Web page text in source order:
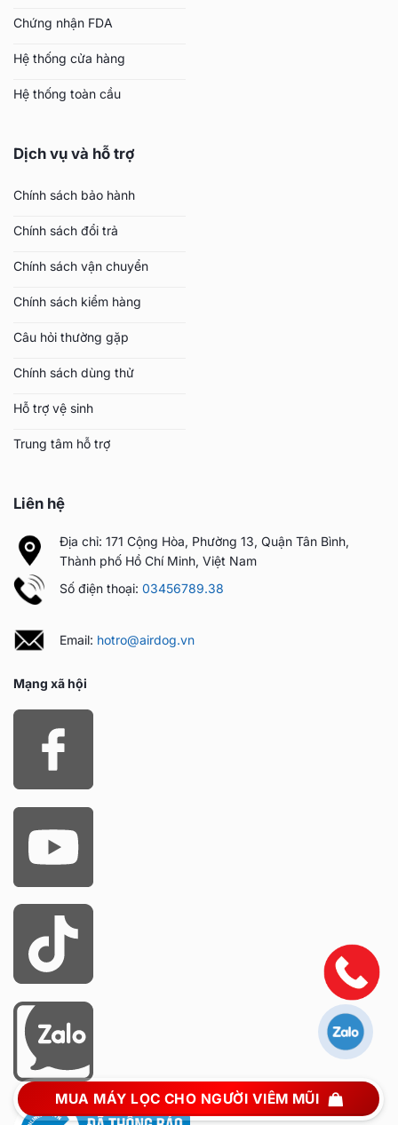
MUA MÁY LỌC CHO NGƯỜI VIÊM MŨI
Chứng nhận FDA
Hệ thống cửa hàng
Hệ thống toàn cầu
Dịch vụ và hỗ trợ
Chính sách bảo hành
Chính sách đổi trả
Chính sách vận chuyển
Chính sách kiểm hàng
Câu hỏi thường gặp
Chính sách dùng thử
Hỗ trợ vệ sinh
Trung tâm hỗ trợ
Liên hệ
Địa chỉ: 171 Cộng Hòa, Phường 13, Quận Tân Bình,
Thành phố Hồ Chí Minh, Việt Nam
Số điện thoại: 03456789.38
Email: hotro@airdog.vn
Mạng xã hội